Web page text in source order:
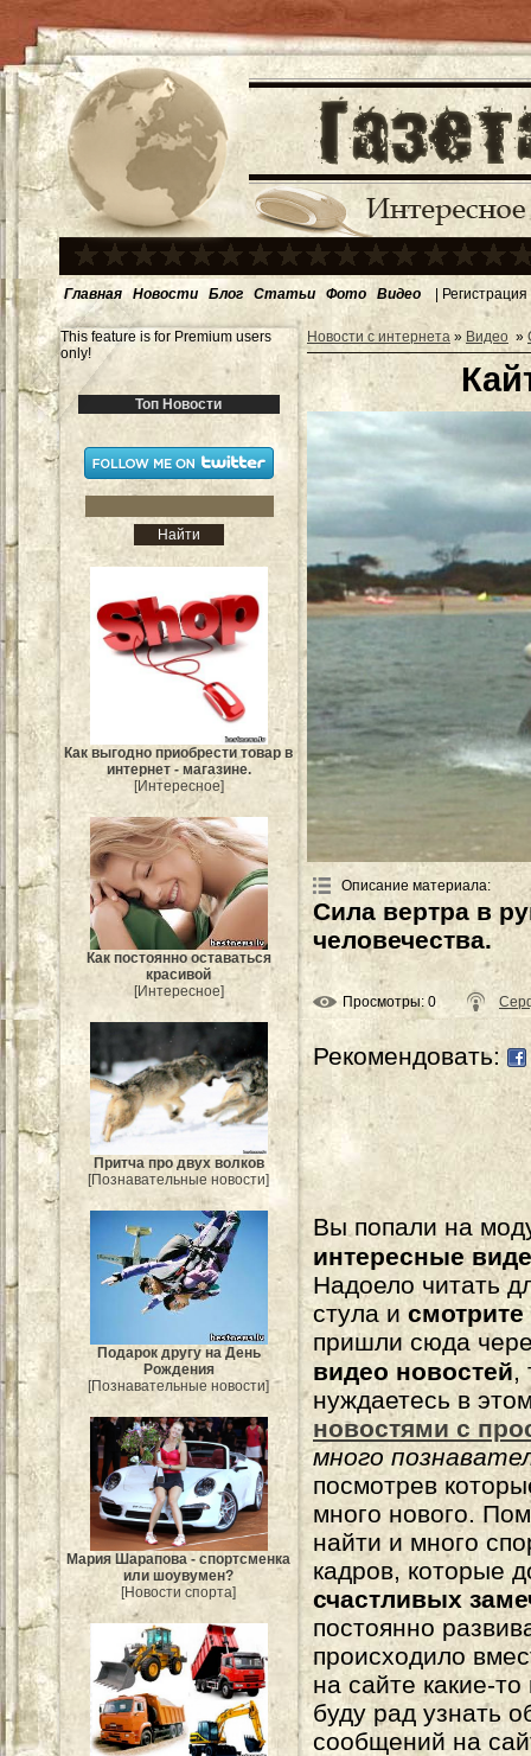
Главная Новости Блог Статьи Фото Видео | Регистрация
This feature is for Premium users
only!
Топ Новости
Как выгодно приобрести товар в
интернет - магазине.
[Интересное]
Как постоянно оставаться
красивой
[Интересное]
Притча про двух волков
[Познавательные новости]
Подарок другу на День
Рождения
[Познавательные новости]
Мария Шарапова - спортсменка
или шоувумен?
[Новости спорта]
Новости с интернета » Видео »
Описание материала:
Сила вертра в
человечества.
Просмотры: 0
Рекомендовать:
Вы попали на
интересные
Надоело читать
стула и
пришли сюда
видео новостей,
нуждаетесь в
новостями с
много
посмотрев
много нового.
найти и много
кадров, которые
счастливых
постоянно
происходило
на сайте какие-
буду рад узнать
сообщений на